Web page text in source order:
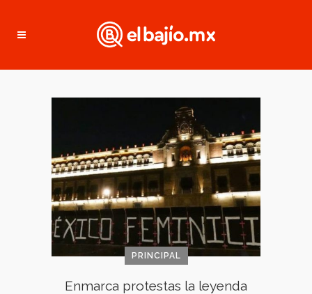
PRINCIPAL
Enmarca protestas la leyenda